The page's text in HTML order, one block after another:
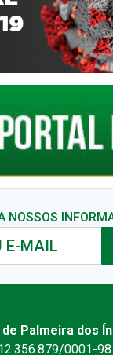
NOSSOS
de Palmeira dos
0001-98